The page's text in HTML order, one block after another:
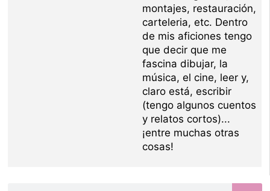
montajes, restauración,
carteleria, etc. Dentro
de mis aficiones tengo
que decir que me
fascina dibujar, la
música, el cine, leer y,
claro está, escribir
(tengo algunos cuentos
y relatos cortos)...
¡entre muchas otras
cosas!